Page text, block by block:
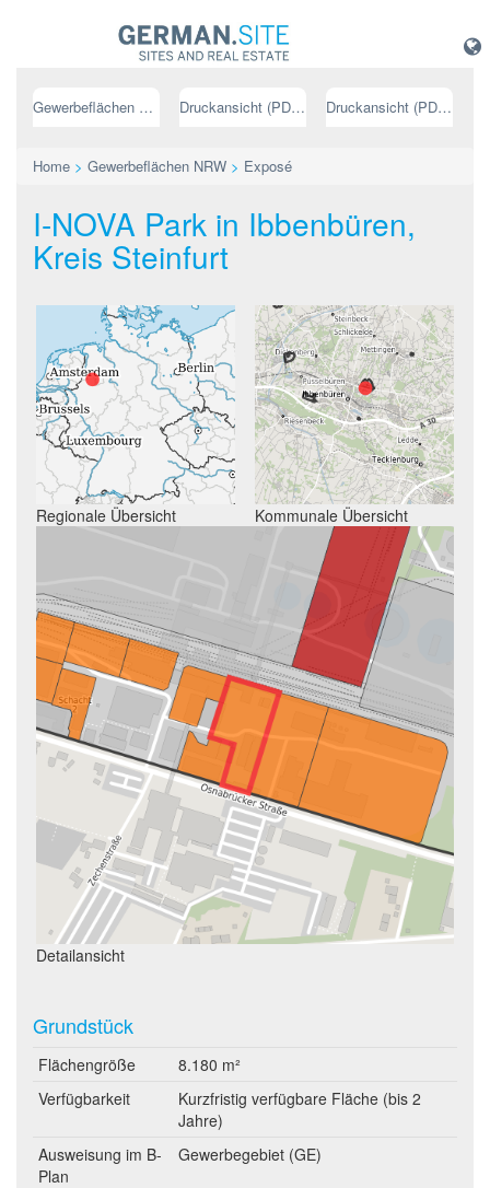
Gewerbeflächen NRW Druckansicht (PDF) // deutsch Druckansicht (PDF) // englisch
Home > Gewerbeflächen NRW > Exposé
I-NOVA Park in Ibbenbüren,
Kreis Steinfurt
Regionale Übersicht Kommunale Übersicht
Detailansicht
Grundstück
Flächengröße
8.180 m²
Verfügbarkeit
Kurzfristig verfügbare Fläche (bis 2
Jahre)
Ausweisung im B-
Plan
Gewerbegebiet (GE)